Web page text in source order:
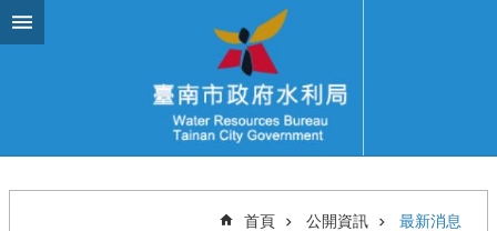
跳到主要內容區塊
首頁 公開資訊 最新消息